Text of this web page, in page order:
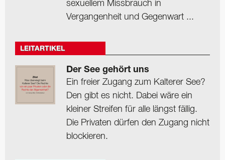
sexuellem Missbrauch in
Vergangenheit und Gegenwart ...
LEITARTIKEL
Der See gehört uns
Ein freier Zugang zum Kalterer See?
Den gibt es nicht. Dabei wäre ein
kleiner Streifen für alle längst fällig.
Die Privaten dürfen den Zugang nicht
blockieren.